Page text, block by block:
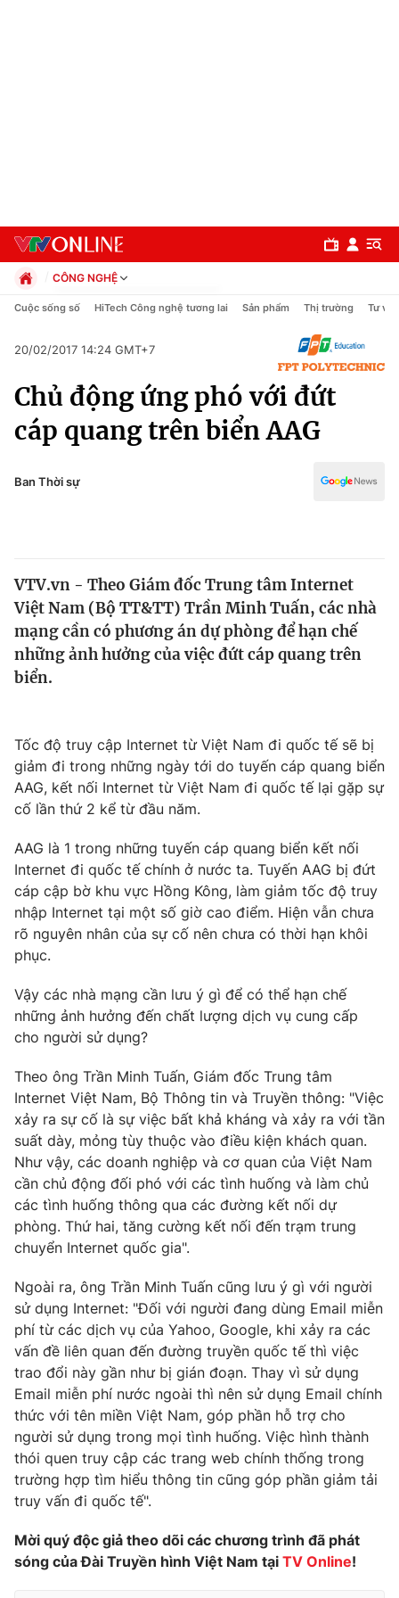
Chính trị
Thế giới
Tin tức
Thế giới đó đây
Kinh tế
Thị trường
Góc doanh nghiệp
Truyền hình
Phim VTV
Hậu trường
Nhân vật
Khán giả
Giải sao mai
Giải trí
Điện ảnh
Âm nhạc
Sao
Đời sống
Du lịch
Làm đẹp
Giáo dục
Tuyển sinh
Học trực tuyến
Hitech Công nghệ tương lai
Sản phẩm
Thị trường
Tư vấn
Giao lưu trực tuyến
Lịch phát sóng
Chuyên mục khác
Emagazine Podcast
Photo Infographic
Video Shorts video
VTV Money VTV Thể thao
VTV Sức khoẻ Bất động sản
Thị trường 24h Tấm lòng Việt
VTV4 Vươn mình bằng AI
VTV9 VTV8
CÔNG NGHỆ
Chính trị
Pháp luật
Thể thao
Văn hóa - Giải trí
Đời sống
Cuộc sống số HiTech Công nghệ tương lai Sản phẩm Thị trường Tư vấn
20/02/2017 14:24 GMT+7
Chủ động ứng phó với đứt
cáp quang trên biển AAG
Ban Thời sự
VTV.vn - Theo Giám đốc Trung tâm Internet
Việt Nam (Bộ TT&TT) Trần Minh Tuấn, các nhà
mạng cần có phương án dự phòng để hạn chế
những ảnh hưởng của việc đứt cáp quang trên
biển.
Tốc độ truy cập Internet từ Việt Nam đi quốc tế sẽ bị
giảm đi trong những ngày tới do tuyến cáp quang biển
AAG, kết nối Internet từ Việt Nam đi quốc tế lại gặp sự
cố lần thứ 2 kể từ đầu năm.
AAG là 1 trong những tuyến cáp quang biển kết nối
Internet đi quốc tế chính ở nước ta. Tuyến AAG bị đứt
cáp cập bờ khu vực Hồng Kông, làm giảm tốc độ truy
nhập Internet tại một số giờ cao điểm. Hiện vẫn chưa
rõ nguyên nhân của sự cố nên chưa có thời hạn khôi
phục.
Vậy các nhà mạng cần lưu ý gì để có thể hạn chế
những ảnh hưởng đến chất lượng dịch vụ cung cấp
cho người sử dụng?
Theo ông Trần Minh Tuấn, Giám đốc Trung tâm
Internet Việt Nam, Bộ Thông tin và Truyền thông: "Việc
xảy ra sự cố là sự việc bất khả kháng và xảy ra với tần
suất dày, mỏng tùy thuộc vào điều kiện khách quan.
Như vậy, các doanh nghiệp và cơ quan của Việt Nam
cần chủ động đối phó với các tình huống và làm chủ
các tình huống thông qua các đường kết nối dự
phòng. Thứ hai, tăng cường kết nối đến trạm trung
chuyển Internet quốc gia".
Ngoài ra, ông Trần Minh Tuấn cũng lưu ý gì với người
sử dụng Internet: "Đối với người đang dùng Email miễn
phí từ các dịch vụ của Yahoo, Google, khi xảy ra các
vấn đề liên quan đến đường truyền quốc tế thì việc
trao đổi này gần như bị gián đoạn. Thay vì sử dụng
Email miễn phí nước ngoài thì nên sử dụng Email chính
thức với tên miền Việt Nam, góp phần hỗ trợ cho
người sử dụng trong mọi tình huống. Việc hình thành
thói quen truy cập các trang web chính thống trong
trường hợp tìm hiểu thông tin cũng góp phần giảm tải
truy vấn đi quốc tế".
Mời quý độc giả theo dõi các chương trình đã phát
sóng của Đài Truyền hình Việt Nam tại TV Online!